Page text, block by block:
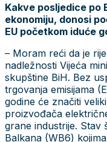
Kakve posljedice po
ekonomiju, donosi
EU početkom iduće
– Moram reći da je
nadležnosti Vijeća
skupštine BiH. Bez
trgovanja emisijama
godine će značiti
proizvođača
grane industrije. Stav
Balkana (WB6)